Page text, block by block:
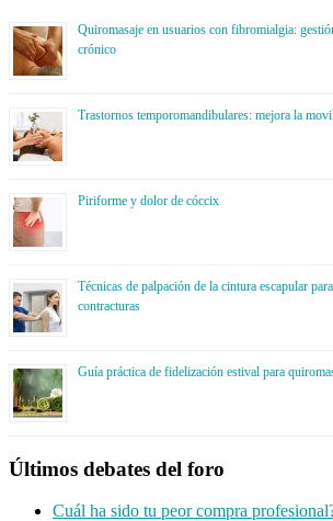
Quiromasaje en usuarios con fibromialgia:
crónico
Trastornos temporomandibulares: mejora la
Piriforme y dolor de cóccix
Técnicas de palpación de la cintura escapular
contracturas
Guía práctica de fidelización estival para
Últimos debates del foro
Cuál ha sido tu peor compra